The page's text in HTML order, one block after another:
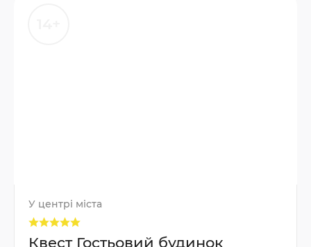
У центрі міста
Квест Гостьовий будинок